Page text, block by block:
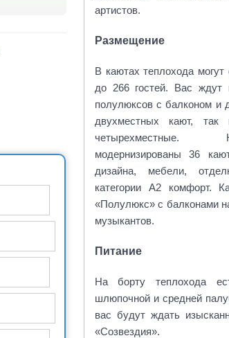
артистов.
Размещение
В каютах теплохода
до 266 гостей. Вас ждут
полулюксов с балконом и
двухместных кают,
четырехместные.
модернизированы 36
дизайна, мебели,
категории А2 комфорт.
«Полулюкс» с балконами
музыкантов.
Питание
На борту теплохода
шлюпочной и средней
вас будут ждать
«Созвездия».